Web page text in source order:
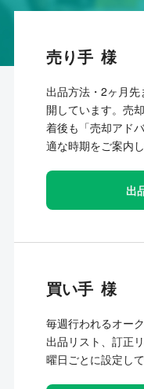
売り手
出品方法・2ヶ月
開しています。売
着後も「売却アド
適な時期をご案内し
出
買い手
毎週行われるオー
出品リスト、訂正
曜日ごとに設定して